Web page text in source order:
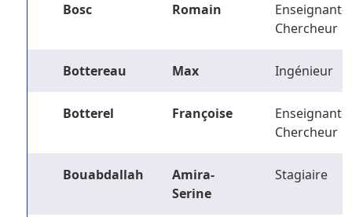
Bosc Romain
Enseignant-
Chercheur
Bottereau Max Ingénieur
Botterel Françoise
Enseignant-
Chercheur
Bouabdallah
Amira-
Serine
Stagiaire